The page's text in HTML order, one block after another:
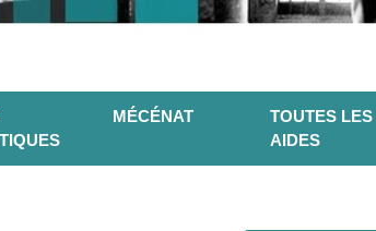
MÉCÉNAT
TOUTES LES
AIDES